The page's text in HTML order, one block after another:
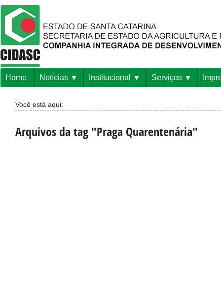
Home Notícias Institucional Serviços
Você está aqui:
Arquivos da tag "Praga Quarentenária"